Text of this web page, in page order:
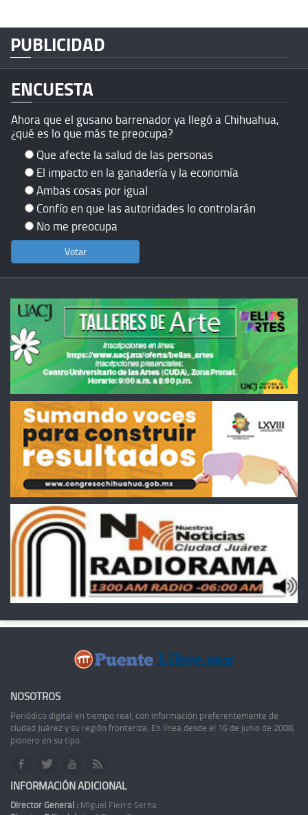
PUBLICIDAD
ENCUESTA
Ahora que el gusano barrenador ya llegó a Chihuahua,
¿qué es lo que más te preocupa?
Que afecte la salud de las personas
El impacto en la ganadería y la economía
Ambas cosas por igual
Confío en que las autoridades lo controlarán
No me preocupa
NOSOTROS
Periódico digital en tiempo real, con información preferentemente de
ciudad Juárez y su región fronteriza. En línea desde el 16 de junio de 2008,
pionero en su tipo.
INFORMACIÓN ADICIONAL
Director General : Miguel Fierro Serna